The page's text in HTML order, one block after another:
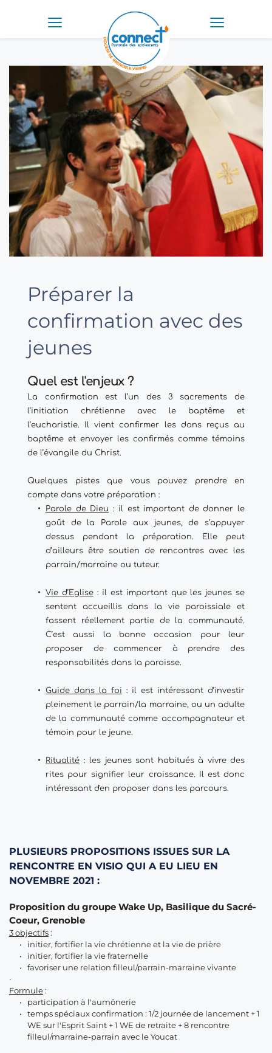
Préparer la
confirmation avec des
jeunes
Quel est l'enjeux ?
La confirmation est l’un des 3 sacrements de
l’initiation chrétienne avec le baptême et
l’eucharistie. Il vient confirmer les dons reçus au
baptême et envoyer les confirmés comme témoins
de l’évangile du Christ.
Quelques pistes que vous pouvez prendre en
compte dans votre préparation :
Parole de Dieu : il est important de donner le
goût de la Parole aux jeunes, de s’appuyer
dessus pendant la préparation. Elle peut
d’ailleurs être soutien de rencontres avec les
parrain/marraine ou tuteur.
Vie d’Eglise : il est important que les jeunes se
sentent accueillis dans la vie paroissiale et
fassent réellement partie de la communauté.
C’est aussi la bonne occasion pour leur
proposer de commencer à prendre des
responsabilités dans la paroisse.
Guide dans la foi : il est intéressant d’investir
pleinement le parrain/la marraine, ou un adulte
de la communauté comme accompagnateur et
témoin pour le jeune.
Ritualité : les jeunes sont habitués à vivre des
rites pour signifier leur croissance. Il est donc
intéressant d'en proposer dans les parcours.
PLUSIEURS PROPOSITIONS ISSUES SUR LA
RENCONTRE EN VISIO QUI A EU LIEU EN
NOVEMBRE 2021 :
Proposition du groupe Wake Up, Basilique du Sacré-
Coeur, Grenoble
3 objectifs :
initier, fortifier la vie chrétienne et la vie de prière
initier, fortifier la vie fraternelle
favoriser une relation filleul/parrain-marraine vivante
·
Formule :
participation à l'aumônerie
temps spéciaux confirmation : 1/2 journée de lancement + 1
WE sur l'Esprit Saint + 1 WE de retraite + 8 rencontre
filleul/marraine-parrain avec le Youcat